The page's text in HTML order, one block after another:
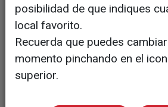
posibilidad de que indiques
local favorito.
Recuerda que puedes
momento pinchando en el
superior.